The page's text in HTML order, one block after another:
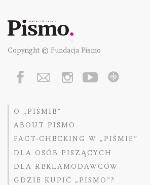
Copyright © Fundacja Pismo
O „PIŚMIE”
ABOUT PISMO
FACT-CHECKING W „PIŚMIE”
DLA OSÓB PISZĄCYCH
DLA REKLAMODAWCÓW
GDZIE KUPIĆ „PISMO”?